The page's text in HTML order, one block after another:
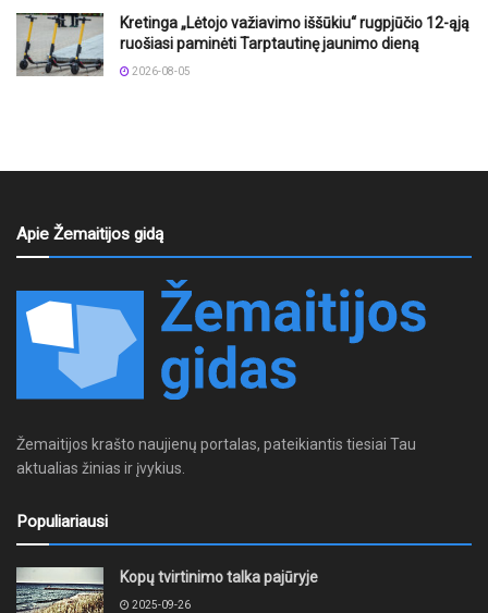
Kretinga „Lėtojo važiavimo iššūkiu“ rugpjūčio 12-ąją
ruošiasi paminėti Tarptautinę jaunimo dieną
2026-08-05
Apie Žemaitijos gidą
Žemaitijos krašto naujienų portalas, pateikiantis tiesiai Tau
aktualias žinias ir įvykius.
Populiariausi
Kopų tvirtinimo talka pajūryje
2025-09-26